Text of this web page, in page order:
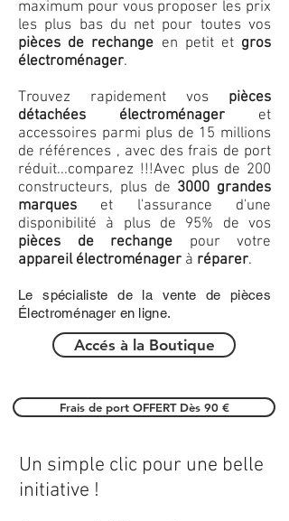
maximum pour vous proposer les prix
les plus bas du net pour toutes vos
pièces de rechange en petit et gros
électroménager.
Trouvez rapidement vos pièces
détachées électroménager et
accessoires parmi plus de 15 millions
de références , avec des frais de port
réduit...comparez !!!Avec plus de 200
constructeurs, plus de 3000 grandes
marques et l'assurance d'une
disponibilité à plus de 95% de vos
pièces de rechange pour votre
appareil électroménager à réparer.
Le spécialiste de la vente de pièces
Électroménager en ligne.
Accés à la Boutique
Frais de port OFFERT Dès 90 €
Un simple clic pour une belle
initiative !